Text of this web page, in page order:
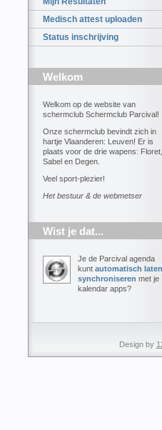
Medisch attest uploaden
Status inschrijving
Welkom
Welkom op de website van
schermclub Schermclub Parcival!
Onze schermclub bevindt zich in
hartje Vlaanderen: Leuven! Er is
plaats voor de drie wapens: Floret,
Sabel en Degen.
Veel sport-plezier!
Het bestuur & de webmetser
Wist je dat...
Je de Parcival agenda
kunt automatisch laten
synchroniseren met je
kalendar apps?
Design by